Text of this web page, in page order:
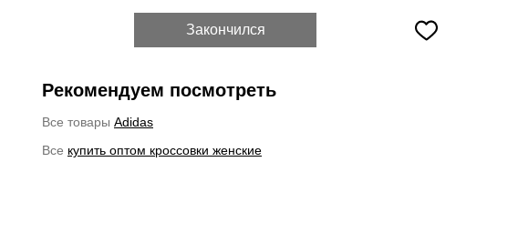
Закончился
Рекомендуем посмотреть
Все товары Adidas
Все купить оптом кроссовки женские